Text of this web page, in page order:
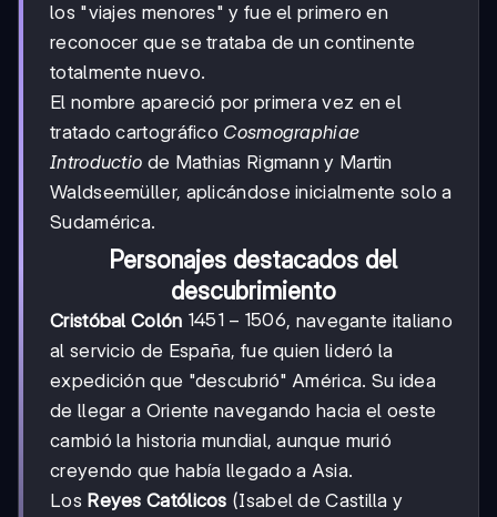
los "viajes menores" y fue el primero en
reconocer que se trataba de un continente
totalmente nuevo.
El nombre apareció por primera vez en el
tratado cartográfico Cosmographiae
Introductio de Mathias Rigmann y Martin
Waldseemüller, aplicándose inicialmente solo a
Sudamérica.
Personajes destacados del
descubrimiento
Cristóbal Colón 1451-
1506
1451 − 1506, navegante italiano
al servicio de España, fue quien lideró la
expedición que "descubrió" América. Su idea
de llegar a Oriente navegando hacia el oeste
cambió la historia mundial, aunque murió
creyendo que había llegado a Asia.
Los Reyes Católicos (Isabel de Castilla y